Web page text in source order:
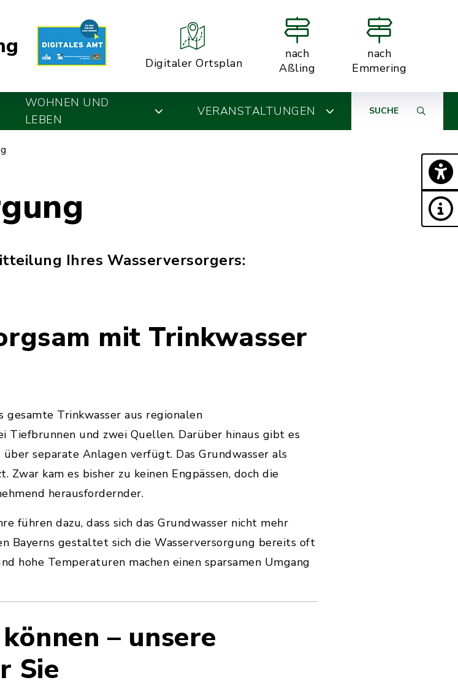
Digitaler Ortsplan
nach
Aßling
nach
Emmering
WOHNEN UND
LEBEN
VERANSTALTUNGEN SUCHE
Ihres Wasserversorgers:
mit Trinkwasser
Trinkwasser aus regionalen
Tiefbrunnen und zwei Quellen. Darüber hinaus gibt es
separate Anlagen verfügt. Das Grundwasser als
kam es bisher zu keinen Engpässen, doch die
herausfordernder.
führen dazu, dass sich das Grundwasser nicht mehr
Bayerns gestaltet sich die Wasserversorgung bereits oft
hohe Temperaturen machen einen sparsamen Umgang
– unsere
Sie